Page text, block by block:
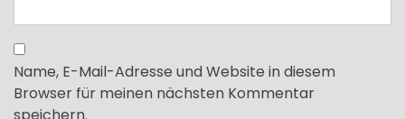
Name, E-Mail-Adresse und Website in diesem
Browser für meinen nächsten Kommentar
speichern.